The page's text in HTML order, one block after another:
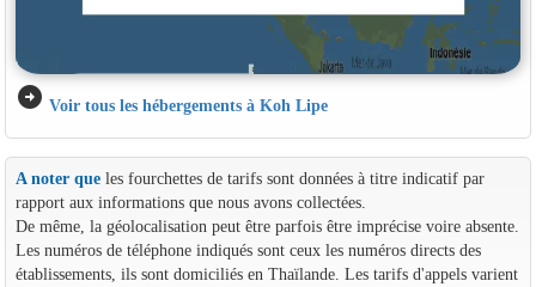
arrow_circle_right Voir tous les hébergements à Koh Lipe
A noter queles fourchettes de tarifs sont données à titre indicatif par
rapport aux informations que nous avons collectées.
De même, la géolocalisation peut être parfois être imprécise voire absente.
Les numéros de téléphone indiqués sont ceux les numéros directs des
établissements, ils sont domiciliés en Thaïlande. Les tarifs d'appels varient